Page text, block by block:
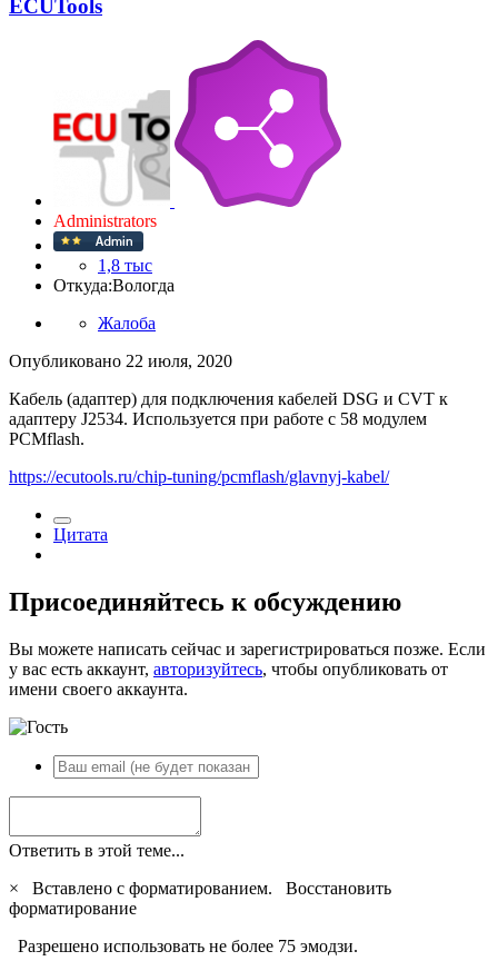
ECUTools
Administrators
1,8 тыс
Откуда:Вологда
Жалоба
Опубликовано 22 июля, 2020
Кабель (адаптер) для подключения кабелей DSG и CVT к
адаптеру J2534. Используется при работе с 58 модулем
PCMflash.
https://ecutools.ru/chip-tuning/pcmflash/glavnyj-kabel/
Цитата
Присоединяйтесь к обсуждению
Вы можете написать сейчас и зарегистрироваться позже. Если
у вас есть аккаунт, авторизуйтесь, чтобы опубликовать от
имени своего аккаунта.
Ответить в этой теме...
×
Вставлено с форматированием. Восстановить
форматирование
Разрешено использовать не более 75 эмодзи.